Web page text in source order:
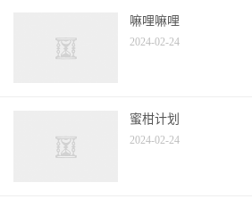
嘛哩嘛哩
2024-02-24
蜜柑计划
2024-02-24